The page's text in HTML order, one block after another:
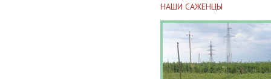
НАШИ САЖЕНЦЫ